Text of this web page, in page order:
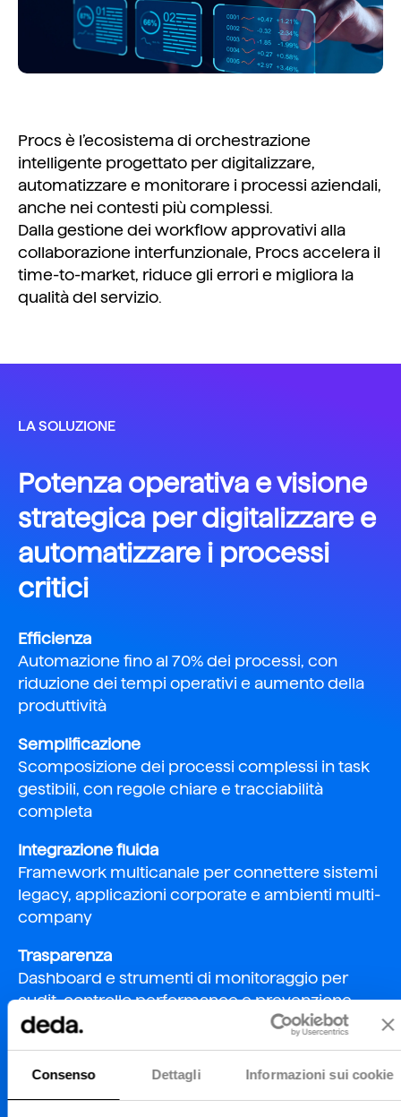
Consenso Dettagli Informazioni sui cookie
Procs è l’ecosistema di orchestrazione
intelligente progettato per digitalizzare,
automatizzare e monitorare i processi aziendali,
anche nei contesti più complessi.
Dalla gestione dei workflow approvativi alla
collaborazione interfunzionale, Procs accelera il
time-to-market, riduce gli errori e migliora la
qualità del servizio.
LA SOLUZIONE
Potenza operativa e visione
strategica per digitalizzare e
automatizzare i processi
critici
Efficienza
Automazione fino al 70% dei processi, con
riduzione dei tempi operativi e aumento della
produttività
Semplificazione
Scomposizione dei processi complessi in task
gestibili, con regole chiare e tracciabilità
completa
Integrazione fluida
Framework multicanale per connettere sistemi
legacy, applicazioni corporate e ambienti multi-
company
Trasparenza
Dashboard e strumenti di monitoraggio per
audit, controllo performance e prevenzione
anomalie
Riduzione dei costi operativi fino al 35% e ROI a
tre cifre